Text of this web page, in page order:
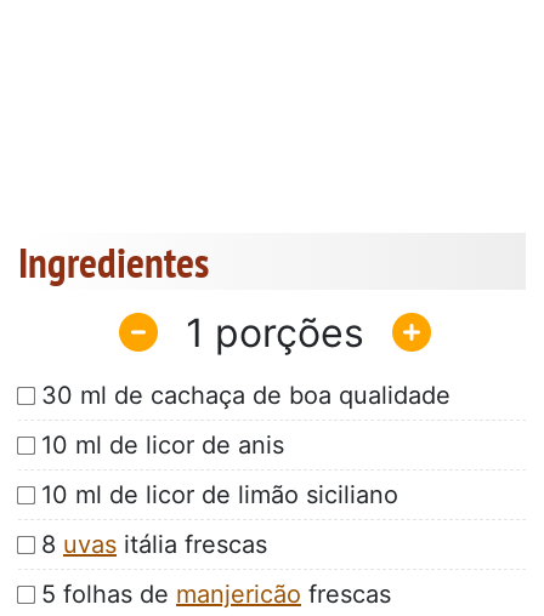
Ingredientes
1
30 ml de cachaça de boa qualidade
10 ml de licor de anis
10 ml de licor de limão siciliano
8 uvas itália frescas
5 folhas de manjericão frescas